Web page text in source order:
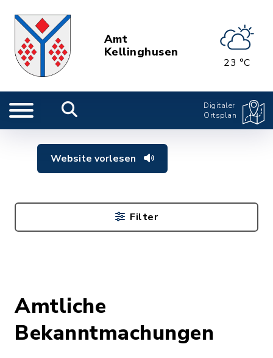
Amt
Kellinghusen
23 °C
Digitaler
Ortsplan
Website vorlesen
Amtliche
Bekanntmachungen
Filter